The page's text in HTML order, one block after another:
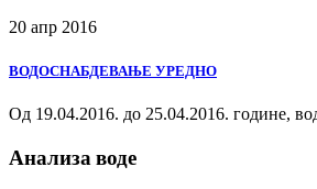
20 апр 2016
ВОДОСНАБДЕВАЊЕ УРЕДНО
Од 19.04.2016. до 25.04.2016. године,
Анализа воде